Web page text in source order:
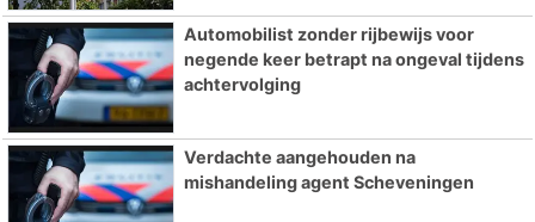
Automobilist zonder rijbewijs voor
negende keer betrapt na ongeval tijdens
achtervolging
Verdachte aangehouden na
mishandeling agent Scheveningen